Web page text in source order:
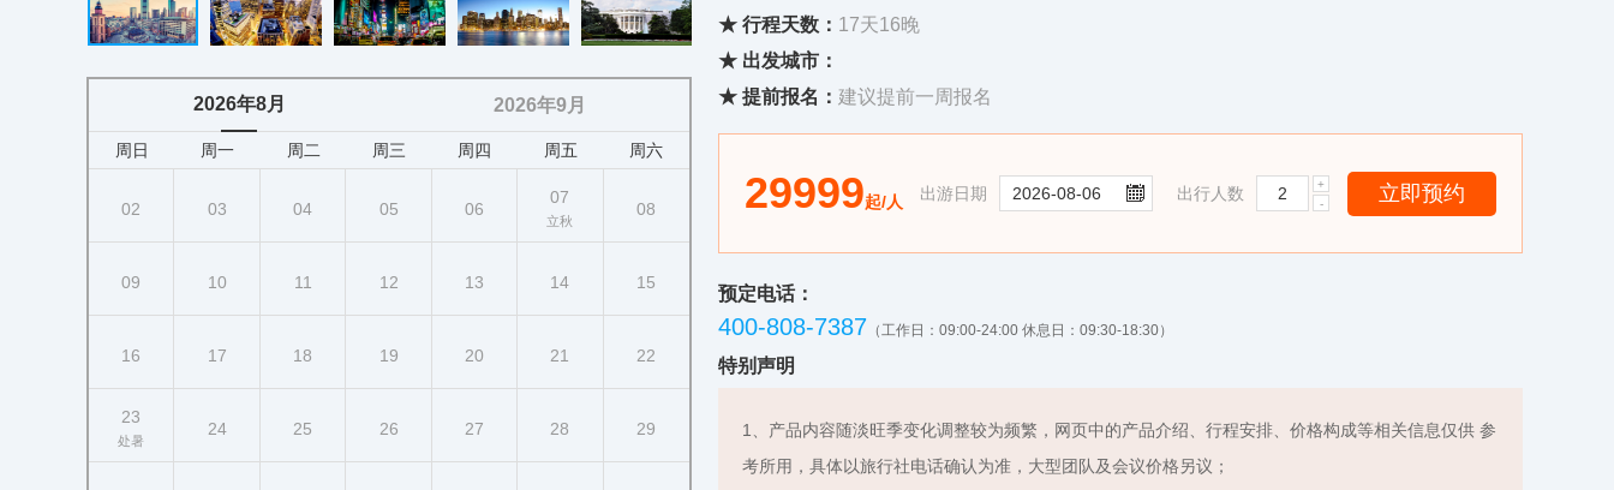
2026年8月 2026年9月
周日 周一 周二 周三 周四 周五 周六
02 03 04 05 06
07
立秋
08
09 10 11 12 13 14 15
16 17 18 19 20 21 22
23
处暑
24 25 26 27 28 29
 锡安国家公园丨户外爱好者的天堂，全世界最适合徒步的地点之一
 约书亚树国家公园丨置身异星旷野的奇幻之旅
 科罗拉多大峡谷(可选)丨一部壮美的地质教科书，诉说数百万年的风采绝世与寂寞无限
★ 行程天数： 17天16晚
★ 出发城市：
★ 提前报名： 建议提前一周报名
29999起/人 出游日期 出行人数
预定电话：
400-808-7387 （工作日：09:00-24:00 休息日：09:30-18:30）
特别声明
1、产品内容随淡旺季变化调整较为频繁，网页中的产品介绍、行程安排、价格构成等相关信息仅供 参
考所用，具体以旅行社电话确认为准，大型团队及会议价格另议；